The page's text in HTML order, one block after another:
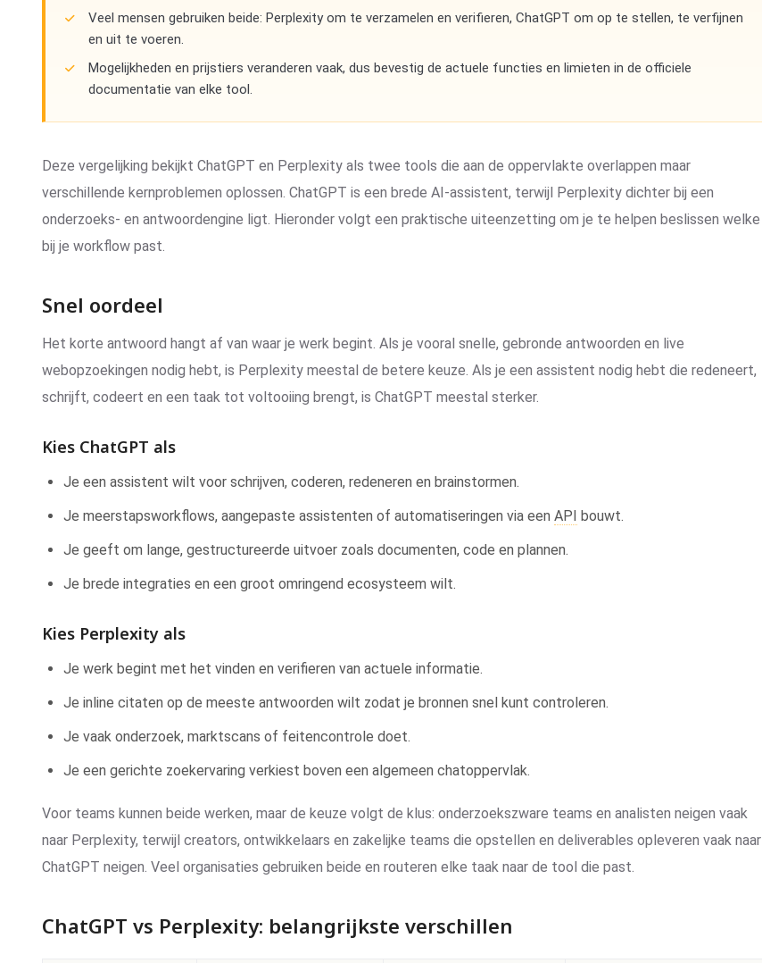
Veel mensen gebruiken beide: Perplexity om te verzamelen en verifieren, ChatGPT om op te stellen, te verfijnen
en uit te voeren.
Mogelijkheden en prijstiers veranderen vaak, dus bevestig de actuele functies en limieten in de officiele
documentatie van elke tool.
Deze vergelijking bekijkt ChatGPT en Perplexity als twee tools die aan de oppervlakte overlappen maar
verschillende kernproblemen oplossen. ChatGPT is een brede AI-assistent, terwijl Perplexity dichter bij een
onderzoeks- en antwoordengine ligt. Hieronder volgt een praktische uiteenzetting om je te helpen beslissen welke
bij je workflow past.
Snel oordeel
Het korte antwoord hangt af van waar je werk begint. Als je vooral snelle, gebronde antwoorden en live
webopzoekingen nodig hebt, is Perplexity meestal de betere keuze. Als je een assistent nodig hebt die redeneert,
schrijft, codeert en een taak tot voltooiing brengt, is ChatGPT meestal sterker.
Kies ChatGPT als
Je een assistent wilt voor schrijven, coderen, redeneren en brainstormen.
Je meerstapsworkflows, aangepaste assistenten of automatiseringen via eenAPI bouwt.
Je geeft om lange, gestructureerde uitvoer zoals documenten, code en plannen.
Je brede integraties en een groot omringend ecosysteem wilt.
Kies Perplexity als
Je werk begint met het vinden en verifieren van actuele informatie.
Je inline citaten op de meeste antwoorden wilt zodat je bronnen snel kunt controleren.
Je vaak onderzoek, marktscans of feitencontrole doet.
Je een gerichte zoekervaring verkiest boven een algemeen chatoppervlak.
Voor teams kunnen beide werken, maar de keuze volgt de klus: onderzoekszware teams en analisten neigen vaak
naar Perplexity, terwijl creators, ontwikkelaars en zakelijke teams die opstellen en deliverables opleveren vaak naar
ChatGPT neigen. Veel organisaties gebruiken beide en routeren elke taak naar de tool die past.
ChatGPT vs Perplexity: belangrijkste verschillen